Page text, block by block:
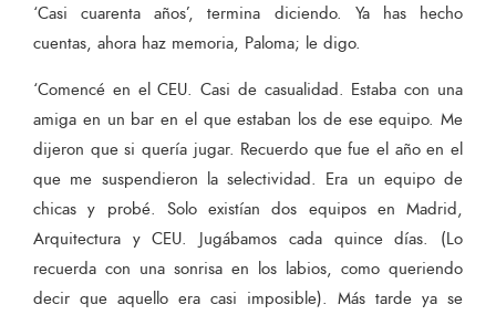
‘Casi cuarenta años’, termina diciendo. Ya has hecho
cuentas, ahora haz memoria, Paloma; le digo.
‘Comencé en el CEU. Casi de casualidad. Estaba con una
amiga en un bar en el que estaban los de ese equipo. Me
dijeron que si quería jugar. Recuerdo que fue el año en el
que me suspendieron la selectividad. Era un equipo de
chicas y probé. Solo existían dos equipos en Madrid,
Arquitectura y CEU. Jugábamos cada quince días. (Lo
recuerda con una sonrisa en los labios, como queriendo
decir que aquello era casi imposible). Más tarde ya se